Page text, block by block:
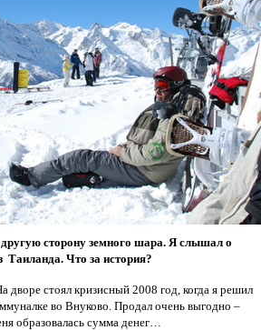
сторону земного шара. Я слышал о
Таиланда. Что за история?
стоял кризисный 2008 год, когда я решил
во Внуково. Продал очень выгодно –
образовалась сумма денег…